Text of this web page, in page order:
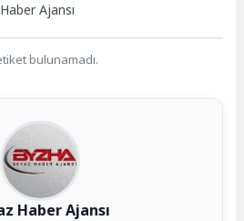
Ajansı
bulunamadı.
Haber Ajansı